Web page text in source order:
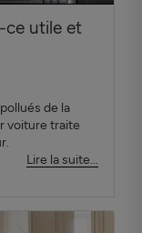
ce utile et
de la
voiture traite
Lire la suite...